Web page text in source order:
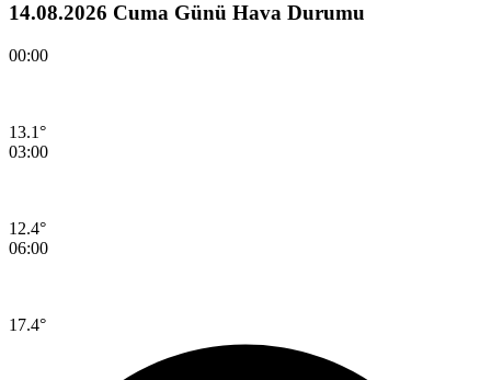
14.08.2026 Cuma Günü Hava Durumu
00:00
13.1°
03:00
12.4°
06:00
17.4°